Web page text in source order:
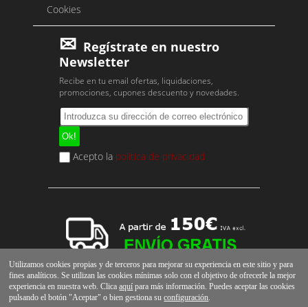
Cookies
Regístrate en nuestro
Newsletter
Recibe en tu email ofertas, liquidaciones,
promociones, cupones descuento y novedades.
Acepto la política de privacidad
Utilizamos cookies propias y de terceros para mejorar su experiencia en este sitio y para
fines analíticos. Se utilizan las cookies mínimas solo con el objetivo de ofrecerle la mejor
experiencia en nuestra web. Clicaaquí para más información. Puedes aceptar las cookies
pulsando el botón "Aceptar" o bien gestiona suconfiguración.